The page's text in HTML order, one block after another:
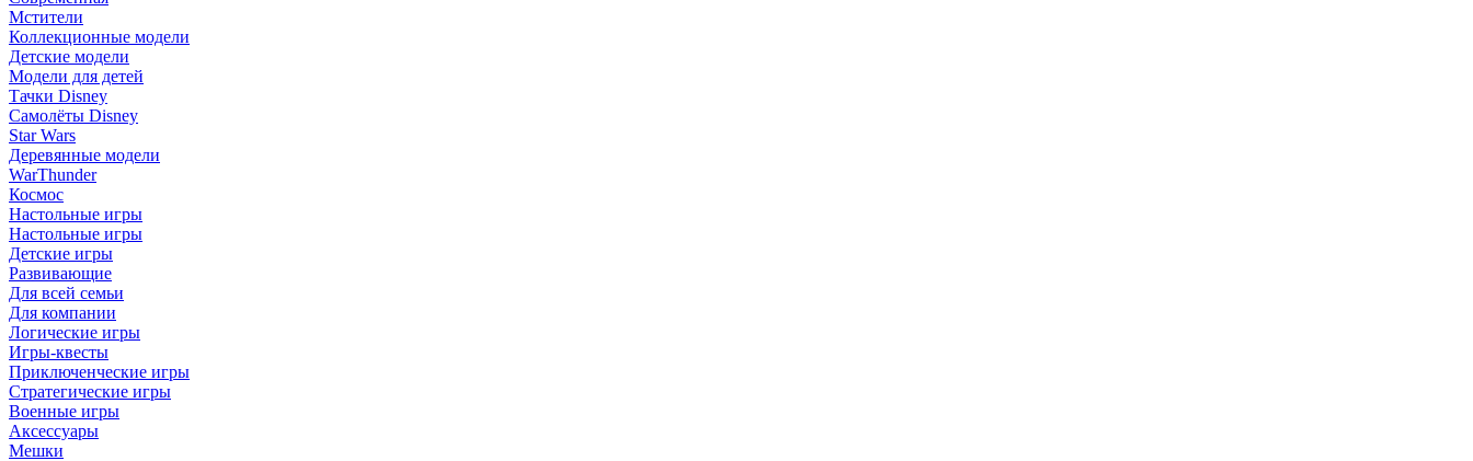
Мстители
Коллекционные модели
Детские модели
Модели для детей
Тачки Disney
Самолёты Disney
Star Wars
Деревянные модели
WarThunder
Космос
Настольные игры
Настольные игры
Детские игры
Развивающие
Для всей семьи
Для компании
Логические игры
Игры-квесты
Приключенческие игры
Стратегические игры
Военные игры
Аксессуары
Мешки